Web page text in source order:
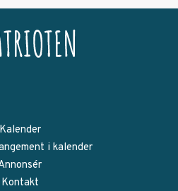
Kalender
i kalender
Kontakt